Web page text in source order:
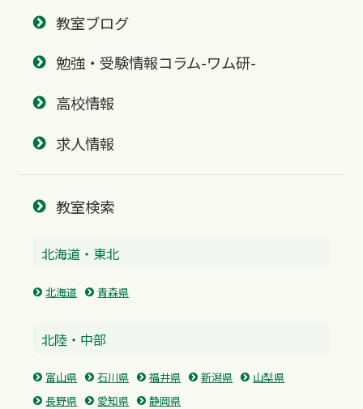
教室ブログ
勉強・受験情報コラム-ワム研-
高校情報
求人情報
教室検索
北海道・東北
北海道 青森県
北陸・中部
富山県 石川県 福井県 新潟県
山梨県
長野県
愛知県 静岡県